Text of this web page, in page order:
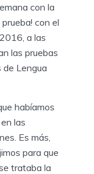
con la
con el
a las
las pruebas
de Lengua
habíamos
las
Es más,
para que
trataba la